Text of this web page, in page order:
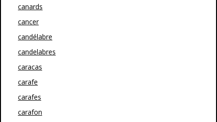
canards
cancer
candélabre
candelabres
caracas
carafe
carafes
carafon